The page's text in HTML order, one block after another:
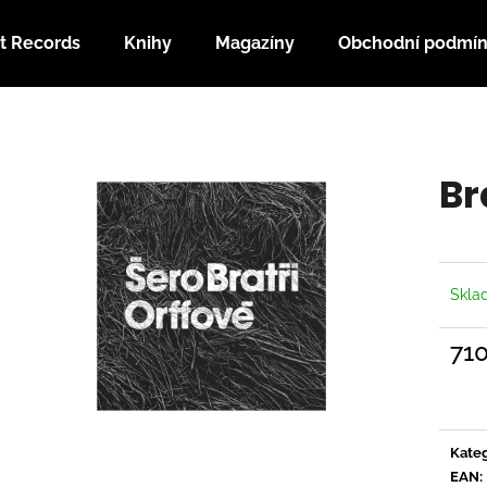
Records Knihy Magazíny Obchodní
EAN:
HLEDAT
Doporučujeme